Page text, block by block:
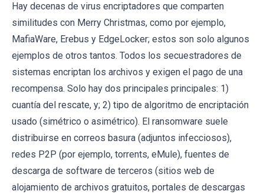
Hay decenas de virus encriptadores que comparten
similitudes con Merry Christmas, como por ejemplo,
MafiaWare, Erebus y EdgeLocker; estos son solo algunos
ejemplos de otros tantos. Todos los secuestradores de
sistemas encriptan los archivos y exigen el pago de una
recompensa. Solo hay dos principales principales: 1)
cuantía del rescate, y; 2) tipo de algoritmo de encriptación
usado (simétrico o asimétrico). El ransomware suele
distribuirse en correos basura (adjuntos infecciosos),
redes P2P (por ejemplo, torrents, eMule), fuentes de
descarga de software de terceros (sitios web de
alojamiento de archivos gratuitos, portales de descargas